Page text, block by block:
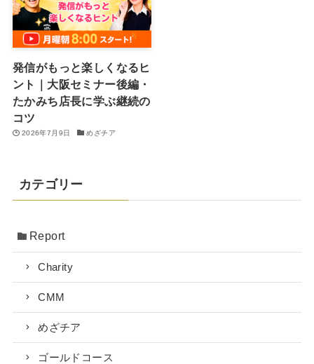
発信がもっと楽しくなるヒ
ント｜大阪セミナー後編・
たかみち店長に学ぶ継続の
コツ
2026年7月9日 めざチア
カテゴリー
Report
Charity
CMM
めざチア
ゴールドコース